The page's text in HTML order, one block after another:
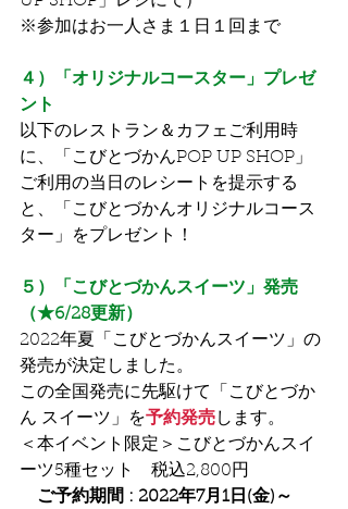
※参加はお一人さま１日１回まで
４）「オリジナルコースター」プレゼ
ント
以下のレストラン＆カフェご利用時
に、「こびとづかんPOP UP SHOP」
ご利用の当日のレシートを提示する
と、「こびとづかんオリジナルコース
ター」をプレゼント！
５）「こびとづかんスイーツ」発売
（★6/28更新）
2022年夏「こびとづかんスイーツ」の
発売が決定しました。
この全国発売に先駆けて「こびとづか
ん スイーツ」を予約発売します。
＜本イベント限定＞こびとづかんスイ
ーツ5種セット　税込2,800円
ご予約期間 : 2022年7月1日(金)～